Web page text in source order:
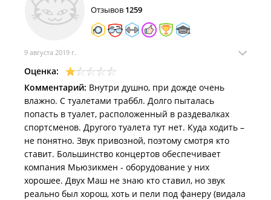
Отзывов 1259
9 августа 2019 г.
Оценка:
Комментарий: Внутри душно, при дожде очень
влажно. С туалетами траббл. Долго пыталась
попасть в туалет, расположенный в раздевалках
спортсменов. Другого туалета тут нет. Куда ходить –
не понятно. Звук привозной, поэтому смотря кто
ставит. Большинство концертов обеспечивает
компания Мьюзикмен - оборудование у них
хорошее. Двух Маш не знаю кто ставил, но звук
реально был хорош, хоть и пели под фанеру (видала